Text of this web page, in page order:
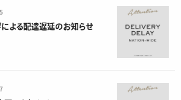
よる配達遅延のお知らせ